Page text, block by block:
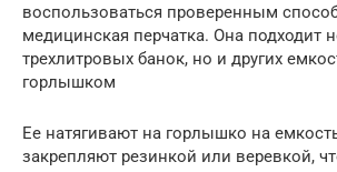
воспользоваться проверенным
медицинская перчатка. Она подходит
трехлитровых банок, но и других
горлышком
Ее натягивают на горлышко на
закрепляют резинкой или веревкой,